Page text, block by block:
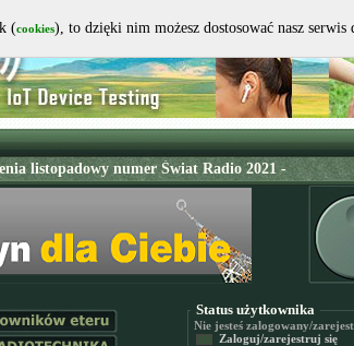
Status użytkownika
Nie jesteś zalogowany/
Zaloguj/zarejestruj się
(cookies), to dzięki nim możesz dostosować nasz serwis